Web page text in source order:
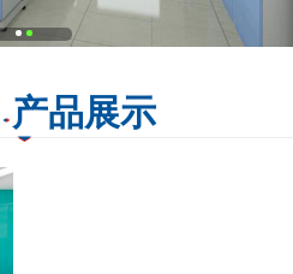
产品展示